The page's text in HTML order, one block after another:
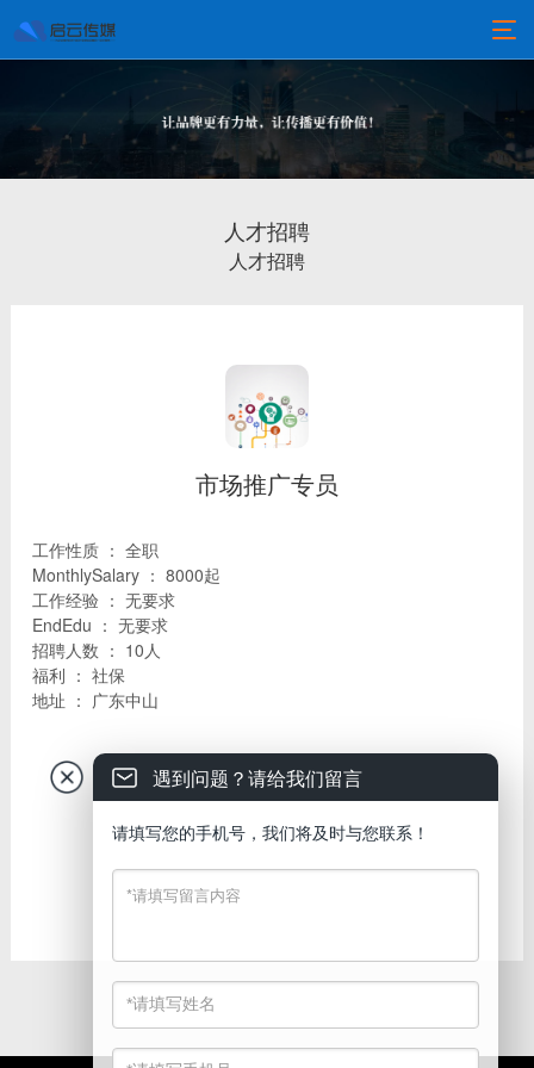
人才招聘
人才招聘
市场推广专员
工作性质 ： 全职
MonthlySalary ： 8000起
工作经验 ： 无要求
EndEdu ： 无要求
招聘人数 ： 10人
福利 ： 社保
地址 ： 广东中山
PositionDesc
1、根据公司的产品优势和销售策略，对指定区域进行商家用户/
场地的挖掘开拓；
遇到问题？请给我们留言
请填写您的手机号，我们将及时与您联系！